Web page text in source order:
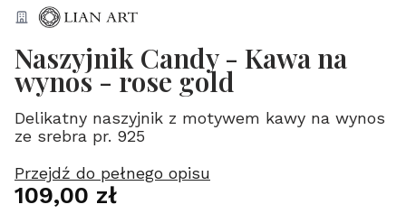
Naszyjnik Candy - Kawa na
wynos - rose gold
Delikatny naszyjnik z motywem kawy na wynos
ze srebra pr. 925
Przejdź do pełnego opisu
Cena
109,00 zł